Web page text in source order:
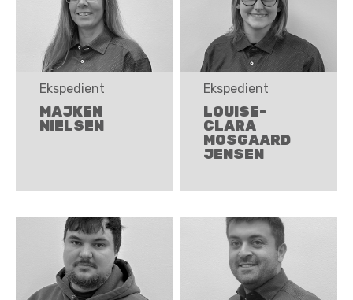
Ekspedient
MAJKEN
NIELSEN
Ekspedient
LOUISE-
CLARA
MOSGAARD
JENSEN